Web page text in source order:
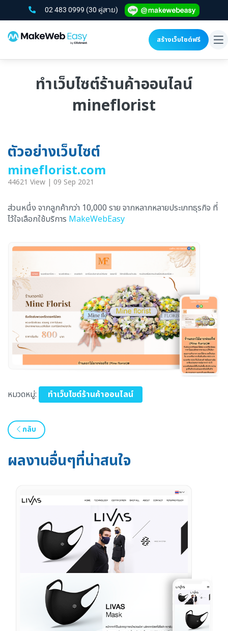
02 483 0999 (30 คู่สาย)
สร้างเว็บไซต์ฟรี
ทำเว็บไซต์ร้านค้าออนไลน์
mineflorist
ตัวอย่างเว็บไซต์
mineflorist.com
44621 View | 09 Sep 2021
ส่วนหนึ่ง จากลูกค้ากว่า 10,000 ราย จากหลากหลายประเภทธุรกิจ ที่
ไว้ใจเลือกใช้บริการ MakeWebEasy
หมวดหมู่: ทำเว็บไซต์ร้านค้าออนไลน์
กลับ
ผลงานอื่นๆที่น่าสนใจ